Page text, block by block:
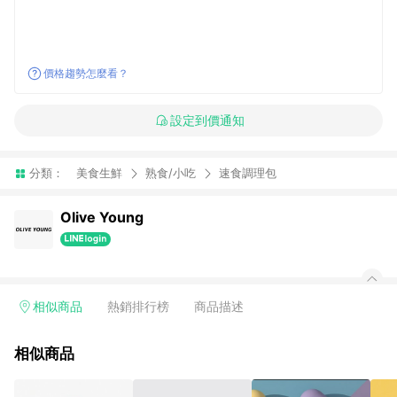
價格趨勢怎麼看？
設定到價通知
分類： 美食生鮮 熟食/小吃 速食調理包
Olive Young
相似商品 熱銷排行榜 商品描述
相似商品